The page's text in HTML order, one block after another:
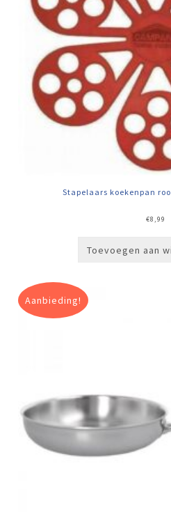
Stapelaars koekenpan
€8,99
Toevoegen aan
Aanbieding!